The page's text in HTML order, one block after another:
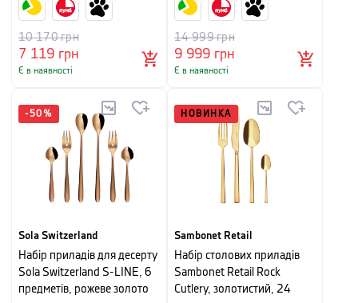
7 119 грн
10 170грн
Є в наявності
9 999 грн
14 999грн
Є в наявності
-50 %
Sola Switzerland
Набір приладів для десерту
Sola Switzerland S-LINE, 6
предметів, рожеве золото
НОВИНКА
Sambonet Retail
Набір столових приладів
Sambonet Retail Rock
Cutlery, золотистий, 24